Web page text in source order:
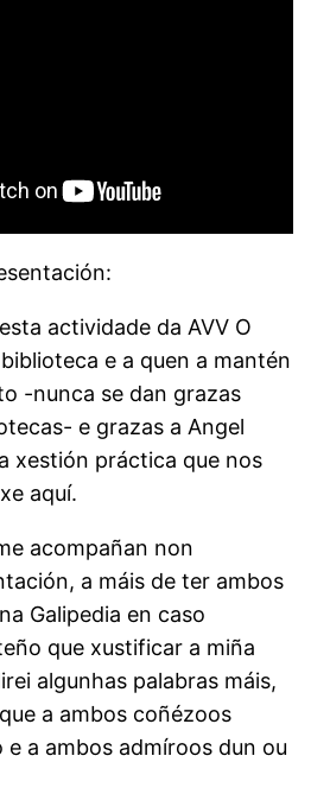
actividade da AVV O
e a quen a mantén
-nunca se dan grazas
e grazas a Angel
xestión práctica que nos
aquí.
acompañan non
a máis de ter ambos
Galipedia en caso
que xustificar a miña
algunhas palabras máis,
a ambos coñézoos
e a ambos admíroos dun ou